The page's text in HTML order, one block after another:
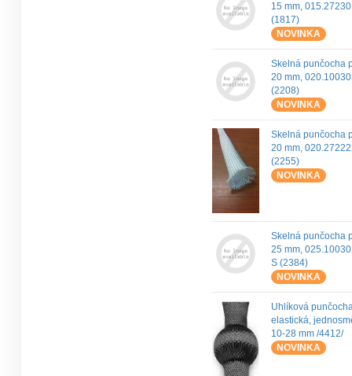
15 mm,
(1817)
NOVINKA
Skelná punčocha
20 mm,
(2208)
NOVINKA
Skelná punčocha
20 mm,
(2255)
NOVINKA
Skelná punčocha
25 mm,
S (2384)
NOVINKA
Uhlíková
elastická,
10-28 mm /4412/
NOVINKA